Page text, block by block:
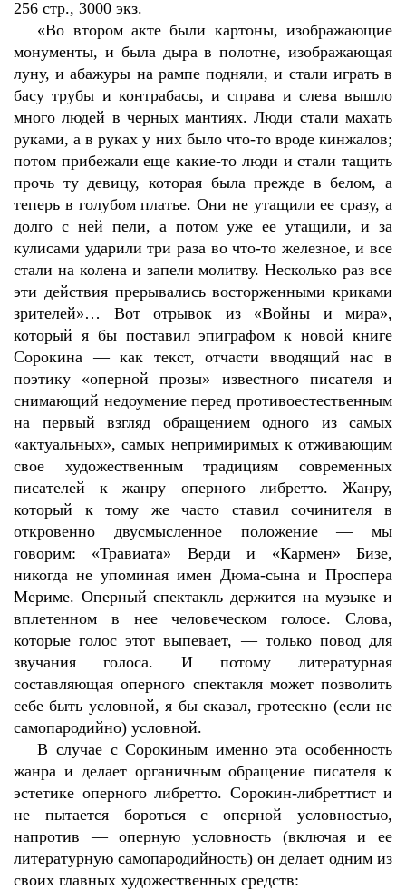
256 стр., 3000 экз.
«Во втором акте были картоны, изображающие
монументы, и была дыра в полотне, изображающая
луну, и абажуры на рампе подняли, и стали играть в
басу трубы и контрабасы, и справа и слева вышло
много людей в черных мантиях. Люди стали махать
руками, а в руках у них было что-то вроде кинжалов;
потом прибежали еще какие-то люди и стали тащить
прочь ту девицу, которая была прежде в белом, а
теперь в голубом платье. Они не утащили ее сразу, а
долго с ней пели, а потом уже ее утащили, и за
кулисами ударили три раза во что-то железное, и все
стали на колена и запели молитву. Несколько раз все
эти действия прерывались восторженными криками
зрителей»… Вот отрывок из «Войны и мира»,
который я бы поставил эпиграфом к новой книге
Сорокина — как текст, отчасти вводящий нас в
поэтику «оперной прозы» известного писателя и
снимающий недоумение перед противоестественным
на первый взгляд обращением одного из самых
«актуальных», самых непримиримых к отживающим
свое художественным традициям современных
писателей к жанру оперного либретто. Жанру,
который к тому же часто ставил сочинителя в
откровенно двусмысленное положение — мы
говорим: «Травиата» Верди и «Кармен» Бизе,
никогда не упоминая имен Дюма-сына и Проспера
Мериме. Оперный спектакль держится на музыке и
вплетенном в нее человеческом голосе. Слова,
которые голос этот выпевает, — только повод для
звучания голоса. И потому литературная
составляющая оперного спектакля может позволить
себе быть условной, я бы сказал, гротескно (если не
самопародийно) условной.
В случае с Сорокиным именно эта особенность
жанра и делает органичным обращение писателя к
эстетике оперного либретто. Сорокин-либреттист и
не пытается бороться с оперной условностью,
напротив — оперную условность (включая и ее
литературную самопародийность) он делает одним из
своих главных художественных средств: